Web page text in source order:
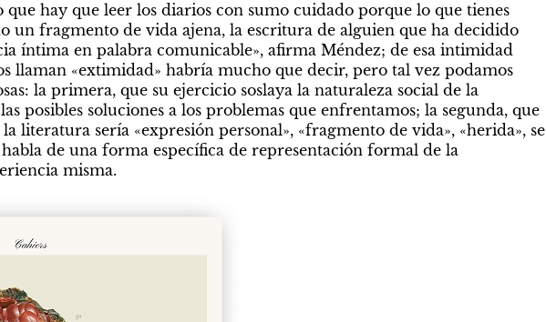
hay que leer los diarios con sumo cuidado porque lo que tienes
un fragmento de vida ajena, la escritura de alguien que ha decidido
íntima en palabra comunicable», afirma Méndez; de esa intimidad
llaman «extimidad» habría mucho que decir, pero tal vez podamos
la primera, que su ejercicio soslaya la naturaleza social de la
posibles soluciones a los problemas que enfrentamos; la segunda, que
literatura sería «expresión personal», «fragmento de vida», «herida», se
de una forma específica de representación formal de la
misma.